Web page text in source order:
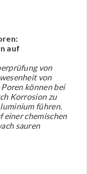
auf
von
von
können bei
Korrosion zu
führen.
einer chemischen
sauren